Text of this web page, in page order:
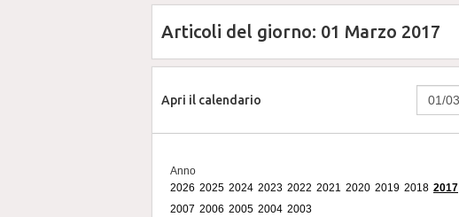
Articoli del giorno: 01 Marzo 2017
Apri il calendario
Anno
2026 2025 2024 2023 2022 2021 2020 2019 2018 2017
2007 2006 2005 2004 2003